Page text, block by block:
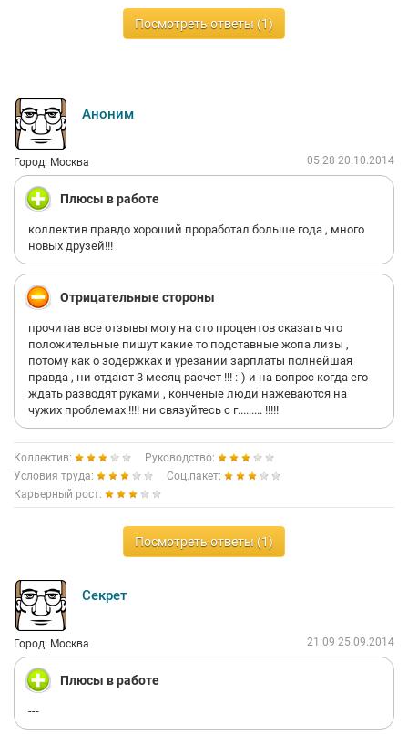
Посмотреть ответы (1)
Аноним
Город: Москва 05:28 20.10.2014
Плюсы в работе
коллектив правдо хороший проработал больше года , много
новых друзей!!!
Отрицательные стороны
прочитав все отзывы могу на сто процентов сказать что
положительные пишут какие то подставные жопа лизы ,
потому как о зодержках и урезании зарплаты полнейшая
правда , ни отдают 3 месяц расчет !!! :-) и на вопрос когда его
ждать разводят руками , конченые люди нажеваются на
чужих проблемах !!!! ни связуйтесь с г......... !!!!!
Коллектив:
Руководство:
Условия труда:
Соц.пакет:
Карьерный рост:
Посмотреть ответы (1)
Секрет
Город: Москва 21:09 25.09.2014
Плюсы в работе
---